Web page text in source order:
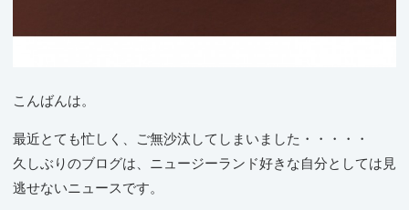
こんばんは。
最近とても忙しく、ご無沙汰してしまいました・・・・・
久しぶりのブログは、ニュージーランド好きな自分としては見
逃せないニュースです。